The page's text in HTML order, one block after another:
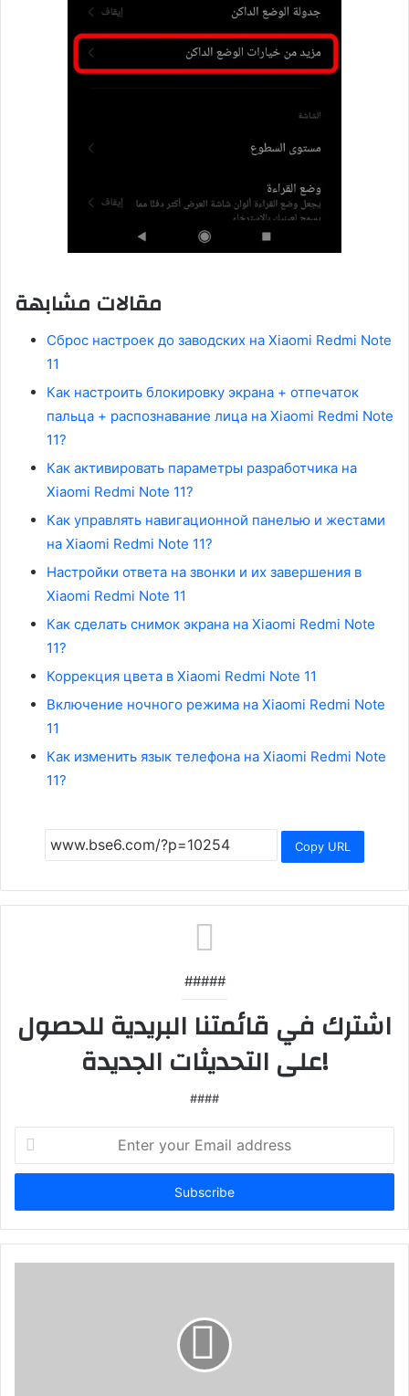
مقالات مشابهة
Сброс настроек до заводских на Xiaomi Redmi Note
11
Как настроить блокировку экрана + отпечаток
пальца + распознавание лица на Xiaomi Redmi Note
11?
Как активировать параметры разработчика на
Xiaomi Redmi Note 11?
Как управлять навигационной панелью и жестами
на Xiaomi Redmi Note 11?
Настройки ответа на звонки и их завершения в
Xiaomi Redmi Note 11
Как сделать снимок экрана на Xiaomi Redmi Note
11?
Коррекция цвета в Xiaomi Redmi Note 11
Включение ночного режима на Xiaomi Redmi Note
11
Как изменить язык телефона на Xiaomi Redmi Note
11?
Copy URL
#####
اشترك في قائمتنا البريدية للحصول
على التحديثات الجديدة!
####
your
Email